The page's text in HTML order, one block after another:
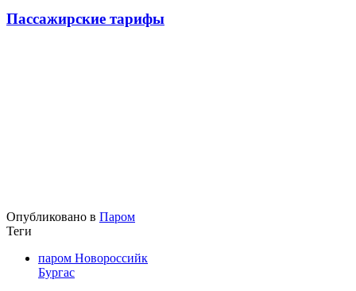
Пассажирские тарифы
Опубликовано в Паром
Теги
паром Новороссийк
Бургас